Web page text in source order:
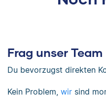
Frag unser Team
Du bevorzugst direkten
Kein Problem, wir sind